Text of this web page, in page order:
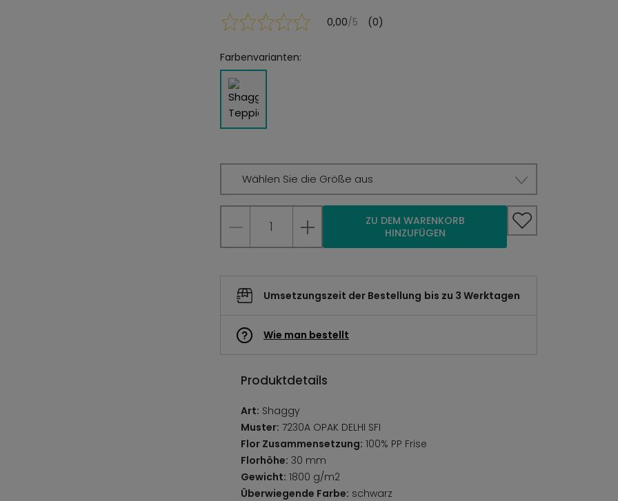
0,00/5 (0)
Farbenvarianten:
Wählen Sie die Größe aus
ZU DEM WARENKORB
HINZUFÜGEN
Umsetzungszeit der Bestellung bis zu 3 Werktagen
Wie man bestellt
Produktdetails
Art: Shaggy
Muster: 7230A OPAK DELHI SFI
Flor Zusammensetzung: 100% PP Frise
Florhöhe: 30 mm
Gewicht: 1800 g/m2
Überwiegende Farbe: schwarz